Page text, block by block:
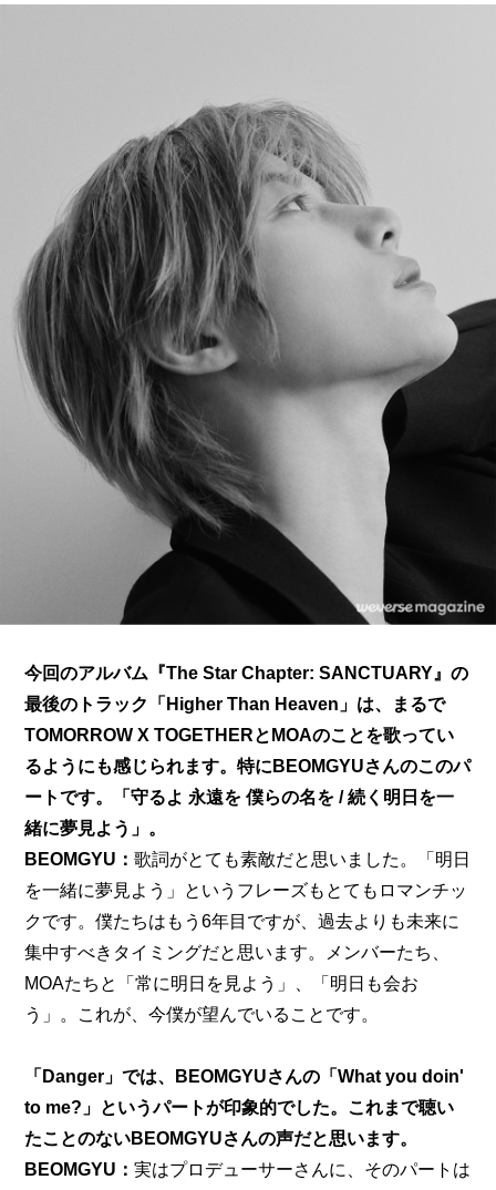
今回のアルバム『The Star Chapter: SANCTUARY』の
最後のトラック「Higher Than Heaven」は、まるで
TOMORROW X TOGETHERとMOAのことを歌ってい
るようにも感じられます。特にBEOMGYUさんのこのパ
ートです。「守るよ 永遠を 僕らの名を / 続く明日を一
緒に夢見よう」。
BEOMGYU：歌詞がとても素敵だと思いました。「明日
を一緒に夢見よう」というフレーズもとてもロマンチッ
クです。僕たちはもう6年目ですが、過去よりも未来に
集中すべきタイミングだと思います。メンバーたち、
MOAたちと「常に明日を見よう」、「明日も会お
う」。これが、今僕が望んでいることです。
「Danger」では、BEOMGYUさんの「What you doin'
to me?」というパートが印象的でした。これまで聴い
たことのないBEOMGYUさんの声だと思います。
BEOMGYU：実はプロデューサーさんに、そのパートは